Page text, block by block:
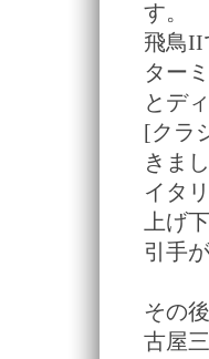
す。
飛鳥II
ター
とデ
[クラ
きまし
イタ
上げ
引手
その
古屋